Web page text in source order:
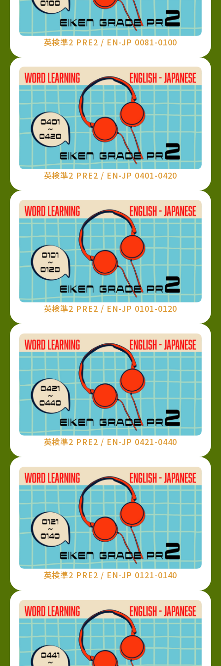
英検準2 PRE2 / EN-JP 0081-0100
英検準2 PRE2 / EN-JP 0401-0420
英検準2 PRE2 / EN-JP 0101-0120
英検準2 PRE2 / EN-JP 0421-0440
英検準2 PRE2 / EN-JP 0121-0140